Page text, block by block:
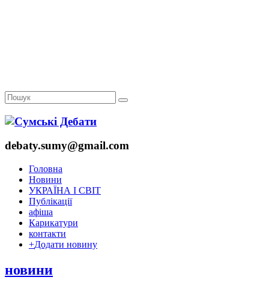
debaty.sumy@gmail.com
Головна
Новини
УКРАЇНА І СВІТ
Публікації
афіша
Карикатури
контакти
+Додати новину
новини